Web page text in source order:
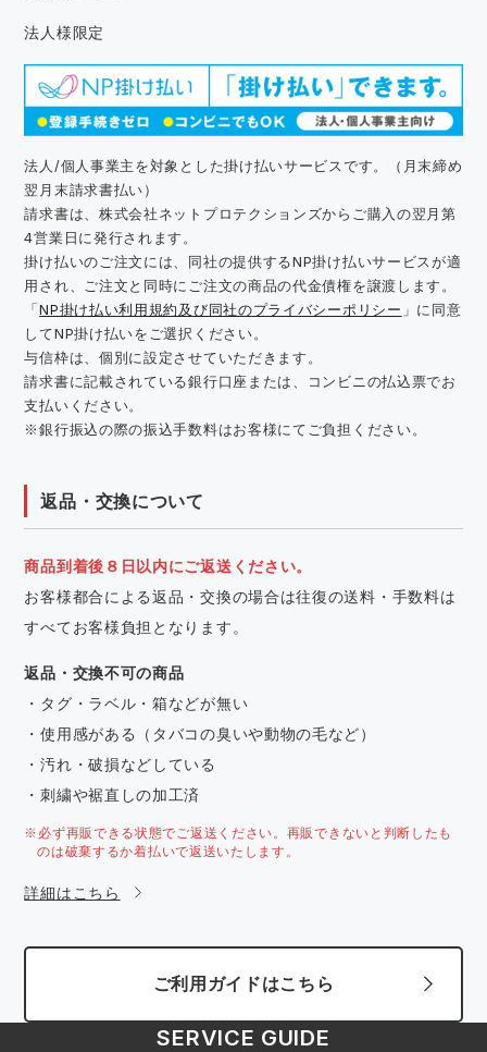
法人様限定
法人/個人事業主を対象とした掛け払いサービスです。（月末締め
翌月末請求書払い）
請求書は、株式会社ネットプロテクションズからご購入の翌月第
4営業日に発行されます。
掛け払いのご注文には、同社の提供するNP掛け払いサービスが適
用され、ご注文と同時にご注文の商品の代金債権を譲渡します。
「NP掛け払い利用規約及び同社のプライバシーポリシー 」に同意
してNP掛け払いをご選択ください。
与信枠は、個別に設定させていただきます。
請求書に記載されている銀行口座または、コンビニの払込票でお
支払いください。
※銀行振込の際の振込手数料はお客様にてご負担ください。
返品・交換について
商品到着後８日以内にご返送ください。
お客様都合による返品・交換の場合は往復の送料・手数料は
すべてお客様負担となります。
返品・交換不可の商品
・タグ・ラベル・箱などが無い
・使用感がある（タバコの臭いや動物の毛など）
・汚れ・破損などしている
・刺繍や裾直しの加工済
※必ず再販できる状態でご返送ください。再販できないと判断したも
のは破棄するか着払いで返送いたします。
詳細はこちら
ご利用ガイドはこちら
SERVICE GUIDE